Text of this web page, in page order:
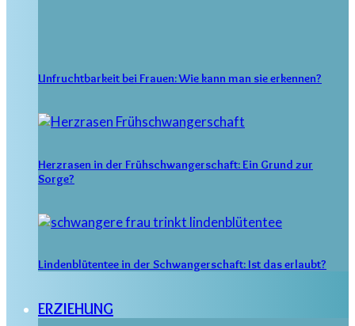
Unfruchtbarkeit bei Frauen: Wie kann man sie erkennen?
Herzrasen in der Frühschwangerschaft: Ein Grund zur
Sorge?
Lindenblütentee in der Schwangerschaft: Ist das erlaubt?
ERZIEHUNG